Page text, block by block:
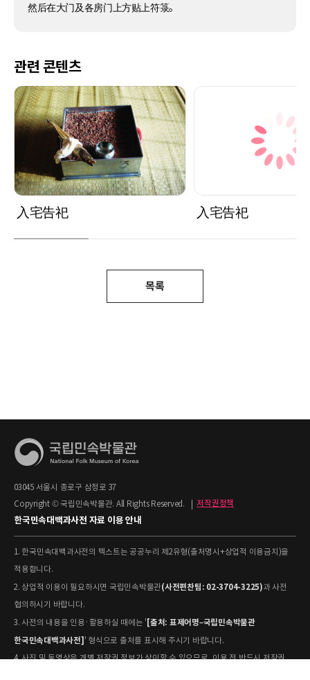
然后在大门及各房门上方贴上符箓。
관련 콘텐츠
入宅告祀 入宅告祀
목록
03045 서울시 종로구 삼청로 37
Copyright © 국립민속박물관. All Rights Reserved.
저작권정책
한국민속대백과사전 자료 이용 안내
1. 한국민속대백과사전의 텍스트는 공공누리 제2유형(출처명시+상업적 이용금지)을
적용합니다.
2. 상업적 이용이 필요하시면 국립민속박물관(사전편찬팀: 02-3704-3225)과 사전
협의하시기 바랍니다.
3. 사전의 내용을 인용·활용하실 때에는 '[출처: 표제어명–국립민속박물관
한국민속대백과사전]' 형식으로 출처를 표시해 주시기 바랍니다.
4. 사진 및 동영상은 개별 저작권 정보가 상이할 수 있으므로, 이용 전 반드시 저작권